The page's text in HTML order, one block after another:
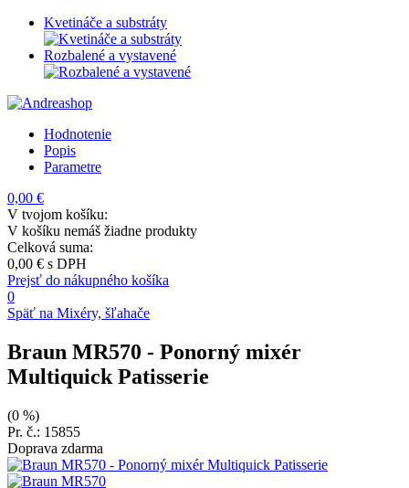
Kvetináče a substráty
Rozbalené a vystavené
Hodnotenie
Popis
Parametre
0,00 €
V tvojom košíku:
V košíku nemáš žiadne produkty
Celková suma:
0,00 € s DPH
Prejsť do nákupného košíka
0
Späť na Mixéry, šľahače
Braun MR570 - Ponorný mixér
Multiquick Patisserie
(0 %)
Pr. č.: 15855
Doprava zdarma